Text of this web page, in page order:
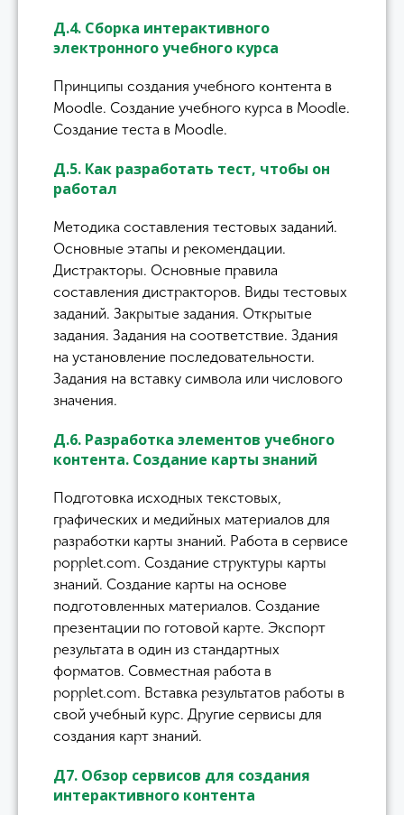
Д.4. Сборка интерактивного
электронного учебного курса
Принципы создания учебного контента в
Moodle. Создание учебного курса в Moodle.
Создание теста в Moodle.
Д.5. Как разработать тест, чтобы он
работал
Методика составления тестовых заданий.
Основные этапы и рекомендации.
Дистракторы. Основные правила
составления дистракторов. Виды тестовых
заданий. Закрытые задания. Открытые
задания. Задания на соответствие. Здания
на установление последовательности.
Задания на вставку символа или числового
значения.
Д.6. Разработка элементов учебного
контента. Создание карты знаний
Подготовка исходных текстовых,
графических и медийных материалов для
разработки карты знаний. Работа в сервисе
popplet.com. Создание структуры карты
знаний. Создание карты на основе
подготовленных материалов. Создание
презентации по готовой карте. Экспорт
результата в один из стандартных
форматов. Совместная работа в
popplet.com. Вставка результатов работы в
свой учебный курс. Другие сервисы для
создания карт знаний.
Д7. Обзор сервисов для создания
интерактивного контента